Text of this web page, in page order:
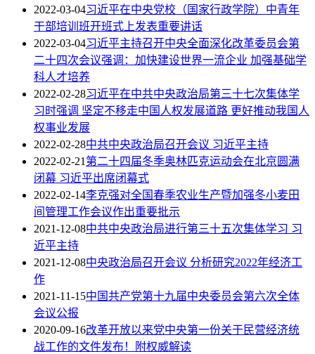
2022-03-04习近平在中央党校（国家行政学院）中青年
干部培训班开班式上发表重要讲话
2022-03-04习近平主持召开中央全面深化改革委员会第
二十四次会议强调：加快建设世界一流企业 加强基础学
科人才培养
2022-02-28习近平在中共中央政治局第三十七次集体学
习时强调 坚定不移走中国人权发展道路 更好推动我国人
权事业发展
2022-02-28中共中央政治局召开会议 习近平主持
2022-02-21第二十四届冬季奥林匹克运动会在北京圆满
闭幕 习近平出席闭幕式
2022-02-14李克强对全国春季农业生产暨加强冬小麦田
间管理工作会议作出重要批示
2021-12-08中共中央政治局进行第三十五次集体学习 习
近平主持
2021-12-08中央政治局召开会议 分析研究2022年经济工
作
2021-11-15中国共产党第十九届中央委员会第六次全体
会议公报
2020-09-16改革开放以来党中央第一份关于民营经济统
战工作的文件发布！附权威解读